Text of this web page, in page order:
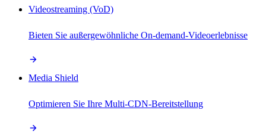
Videostreaming (VoD)
Bieten Sie außergewöhnliche On-demand-Videoerlebnisse
Media Shield
Optimieren Sie Ihre Multi-CDN-Bereitstellung